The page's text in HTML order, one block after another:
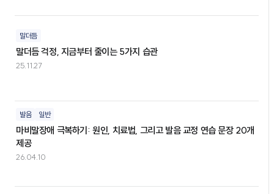
말더듬
말더듬 걱정, 지금부터 줄이는 5가지 습관
25.11.27
발음 일반
마비말장애 극복하기: 원인, 치료법, 그리고 발음 교정 연습 문장 20개
제공
26.04.10